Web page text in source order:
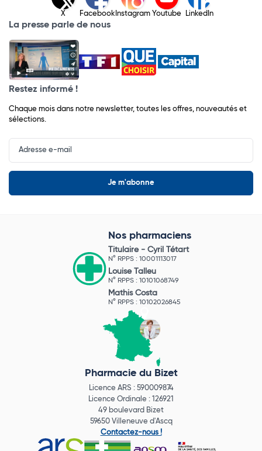
X Facebook Instagram Youtube LinkedIn
La presse parle de nous
Restez informé !
Chaque mois dans notre newsletter, toutes les offres, nouveautés et
sélections.
Input
Newsletter
Nos pharmaciens
Titulaire - Cyril Tétart
N° RPPS : 10001113017
Louise Talleu
N° RPPS : 10101068749
Mathis Costa
N° RPPS : 10102026845
Pharmacie du Bizet
Licence ARS : 590009874
Licence Ordinale : 126921
49 boulevard Bizet
59650 Villeneuve d'Ascq
Contactez-nous !